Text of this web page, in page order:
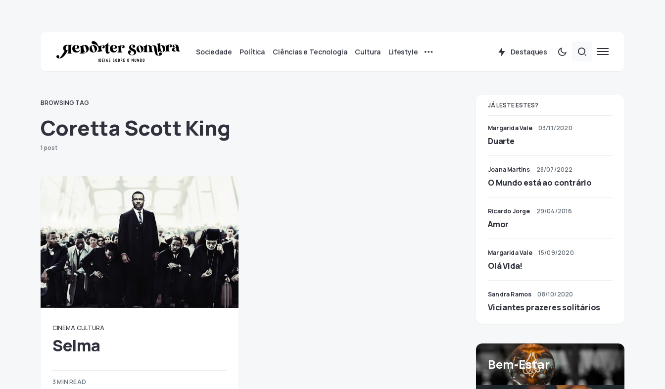
Sociedade Política Ciências e Tecnologia Cultura Lifestyle Destaques
BROWSING TAG
Coretta Scott King
1 post
CINEMA CULTURA
Selma
3 MIN READ
JÁ LESTE ESTES?
Margarida Vale 03/11/2020
Duarte
Joana Martins 28/07/2022
O Mundo está ao contrário
Ricardo Jorge 29/04/2016
Amor
Margarida Vale 15/09/2020
Olá Vida!
Sandra Ramos 08/10/2020
Viciantes prazeres solitários
Bem-Estar